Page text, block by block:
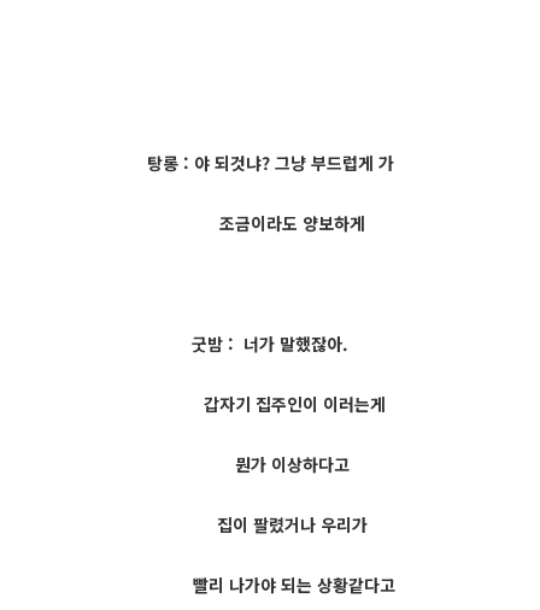
탕롱 : 야 되것냐? 그냥 부드럽게 가
조금이라도 양보하게
굿밤 : 너가 말했잖아.
갑자기 집주인이 이러는게
뭔가 이상하다고
집이 팔렸거나 우리가
빨리 나가야 되는 상황같다고